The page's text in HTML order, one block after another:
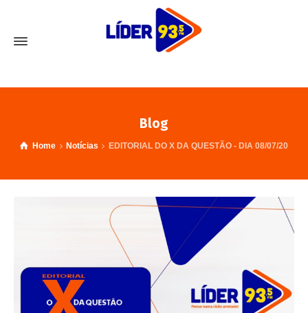
Blog
Home Notícias EDITORIAL DO X DA QUESTÃO - DIA 08/07/20